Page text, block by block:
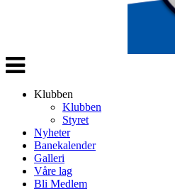
Veksle
navigasjon
Klubben
Klubben
Styret
Nyheter
Banekalender
Galleri
Våre lag
Bli Medlem